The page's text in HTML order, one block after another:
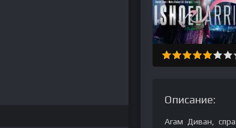
Описание:
Агам Диван,